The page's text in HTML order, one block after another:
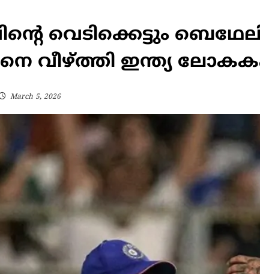
വെടിക്കെട്ടും
വീഴ്ത്തി ഇന്ത്യ
March 5, 2026